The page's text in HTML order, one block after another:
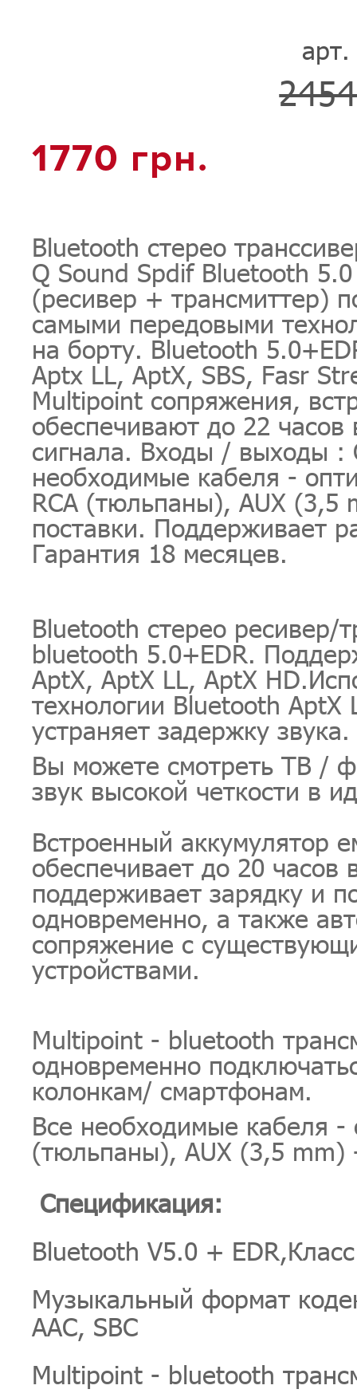
1770 грн.
Bluetooth стерео
Q Sound Spdif Bluetooth
(ресивер + трансмиттер)
самыми передовыми
на борту. Bluetooth
Aptx LL, AptX, SBS, Fasr
Multipoint сопряжения,
обеспечивают до 22
сигнала. Входы / выходы :
необходимые кабеля -
RCA (тюльпаны), AUX (3,5
поставки. Поддерживает
Гарантия 18 месяцев.
Bluetooth стерео ресивер/
bluetooth 5.0+EDR.
AptX, AptX LL, AptX
технологии Bluetooth
устраняет задержку звука.
Вы можете смотреть ТВ /
звук высокой четкости в
Встроенный аккумулятор
обеспечивает до 20 часов
поддерживает зарядку и
одновременно, а также
сопряжение с
устройствами.
Multipoint - bluetooth
одновременно
колонкам/ смартфонам.
Все необходимые кабеля -
(тюльпаны), AUX (3,5 mm)
Спецификация:
Bluetooth V5.0 +
Музыкальный формат
AAC, SBC
Multipoint - bluetooth